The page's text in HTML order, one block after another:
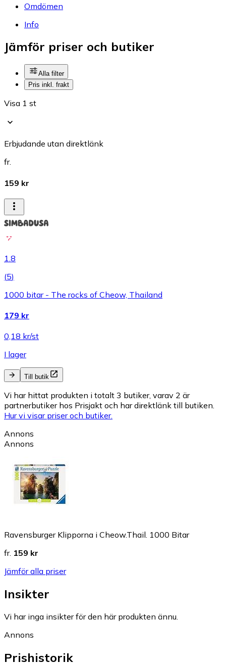
Omdömen
Info
Jämför priser och butiker
Alla filter
Pris inkl. frakt
Visa 1 st
Erbjudande utan direktlänk
fr.
159 kr
1.8
(5)
1000 bitar - The rocks of Cheow, Thailand
179 kr
0,18 kr/st
I lager
Till butik
Vi har hittat produkten i totalt 3 butiker, varav 2 är
partnerbutiker hos Prisjakt och har direktlänk till butiken.
Hur vi visar priser och butiker.
Annons
Annons
Ravensburger Klipporna i Cheow.Thail. 1000 Bitar
fr. 159 kr
Jämför alla priser
Insikter
Vi har inga insikter för den här produkten ännu.
Annons
Prishistorik